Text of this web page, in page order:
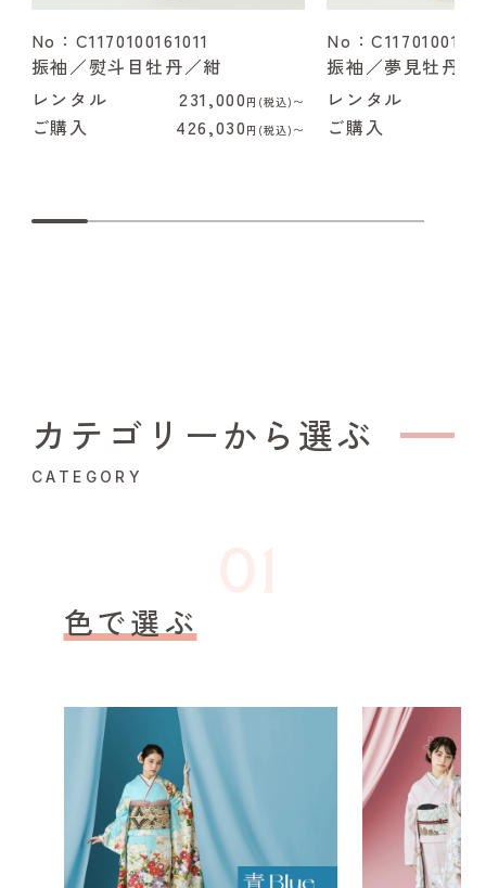
No：C1170100161011
振袖／熨斗目牡丹／紺
レンタル
231,000 円(税込)〜
ご購入 426,030 円(税込)〜
No：
振袖／夢見牡丹／
レンタル
ご購入
カテゴリーから選ぶ
CATEGORY
色で選ぶ